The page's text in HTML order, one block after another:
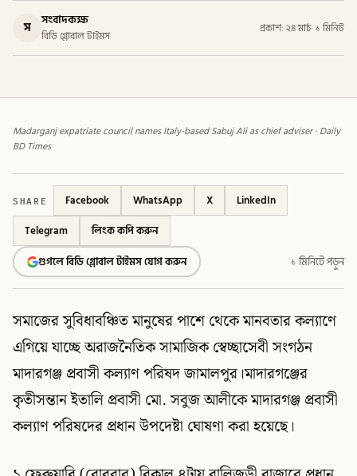
স সংবাদকক্ষ
বিডি গ্লোবাল টাইমস
প্রকাশ: ২৪ মার্চ· ১ মিনিট
Madarganj expatriate council names Italy-based Sabuj Ali as chief adviser · Daily
BD Times
SHARE Facebook WhatsApp X
LinkedIn
Telegram
লিংক কপি করুন
গুগলে বিডি গ্লোবাল টাইমস যোগ করুন
১ মিনিটে পড়ুন
সমাজের সুবিধাবঞ্চিত মানুষের পাশে থেকে মানবতার কল্যাণে
এগিয়ে যাচ্ছে অরাজনৈতিক সামাজিক স্বেচ্ছাসেবী সংগঠন
মাদারগঞ্জ প্রবাসী কল্যাণ পরিষদ জামালপুর।মাদারগঞ্জের
কৃতীসন্তান ইতালি প্রবাসী মো. সবুজ আলীকে মাদারগঞ্জ প্রবাসী
কল্যাণ পরিষদের প্রধান উপদেষ্টা ঘোষণা করা হয়েছে।